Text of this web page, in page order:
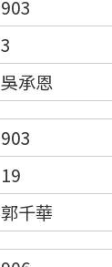
903
3
吳承恩
903
19
郭千華